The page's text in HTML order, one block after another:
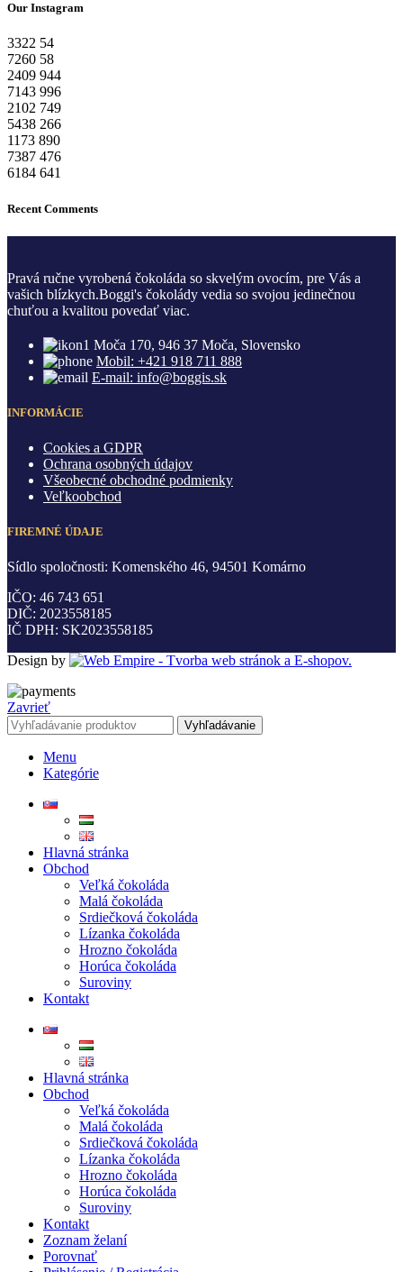
Our Instagram
3322 54
7260 58
2409 944
7143 996
2102 749
5438 266
1173 890
7387 476
6184 641
Recent Comments
Pravá ručne vyrobená čokoláda so skvelým ovocím, pre Vás a
vašich blízkych.Boggi's čokolády vedia so svojou jedinečnou
chuťou a kvalitou povedať viac.
Moča 170, 946 37 Moča, Slovensko
Mobil: +421 918 711 888
E-mail: info@boggis.sk
INFORMÁCIE
Cookies a GDPR
Ochrana osobných údajov
Všeobecné obchodné podmienky
Veľkoobchod
FIREMNÉ ÚDAJE
Sídlo spoločnosti: Komenského 46, 94501 Komárno
IČO: 46 743 651
DIČ: 2023558185
IČ DPH: SK2023558185
Design by
Zavrieť
Vyhľadávanie
Menu
Kategórie
Hlavná stránka
Obchod
Veľká čokoláda
Malá čokoláda
Srdiečková čokoláda
Lízanka čokoláda
Hrozno čokoláda
Horúca čokoláda
Suroviny
Kontakt
Hlavná stránka
Obchod
Veľká čokoláda
Malá čokoláda
Srdiečková čokoláda
Lízanka čokoláda
Hrozno čokoláda
Horúca čokoláda
Suroviny
Kontakt
Zoznam želaní
Porovnať